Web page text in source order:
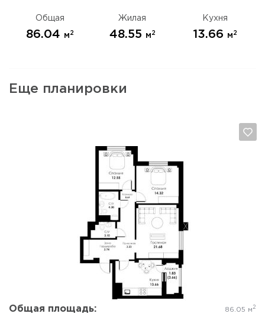
Общая
86.04 м 2
Жилая
48.55 м 2
Кухня
13.66 м 2
Еще планировки
Общая площадь: 86.05 м 2
Да, удалить Отмена